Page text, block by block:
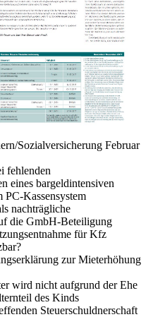
Sozialversicherung Februar
fehlenden
eines bargeldintensiven
PC-Kassensystem
nachträgliche
die GmbH-Beteiligung
für Kfz
zur Mieterhöhung
wird nicht aufgrund der Ehe
des Kinds
Steuerschuldnerschaft